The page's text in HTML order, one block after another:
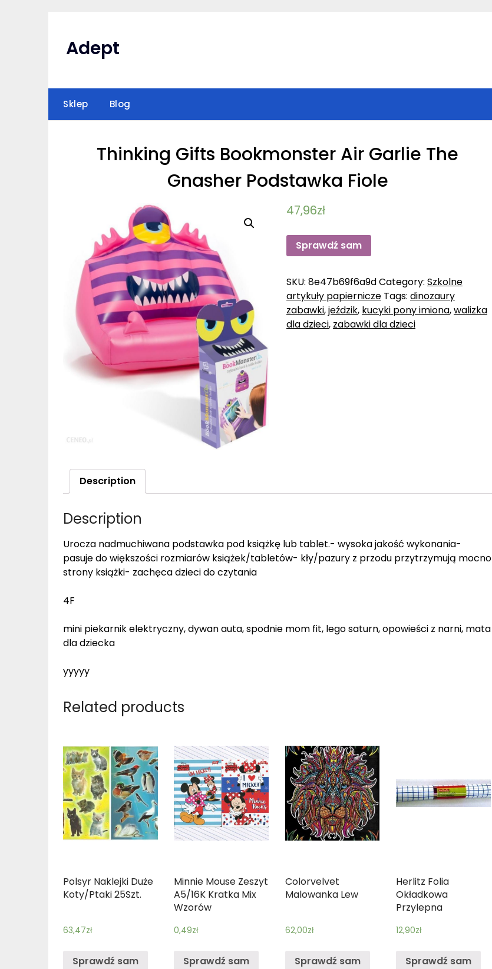
Adept
Sklep Blog
Thinking Gifts Bookmonster Air Garlie The
Gnasher Podstawka Fiole
47,96zł
Sprawdź sam
SKU: 8e47b69f6a9dCategory: Szkolne
artykuły papiernicze Tags: dinozaury
zabawki,jeździk, kucyki pony imiona,walizka
dla dzieci, zabawki dla dzieci
Description
Description
Urocza nadmuchiwana podstawka pod książkę lub tablet.- wysoka jakość wykonania-
pasuje do większości rozmiarów książek/tabletów- kły/pazury z przodu przytrzymują mocno
strony książki- zachęca dzieci do czytania
4F
mini piekarnik elektryczny, dywan auta, spodnie mom fit, lego saturn, opowieści z narni, mata
dla dziecka
yyyyy
Related products
Polsyr Naklejki Duże
Koty/Ptaki 25Szt.
63,47zł
Sprawdź sam
Minnie Mouse Zeszyt
A5/16K Kratka Mix
Wzorów
0,49zł
Sprawdź sam
Colorvelvet
Malowanka Lew
62,00zł
Sprawdź sam
Herlitz Folia
Okładkowa
Przylepna
12,90zł
Sprawdź sam